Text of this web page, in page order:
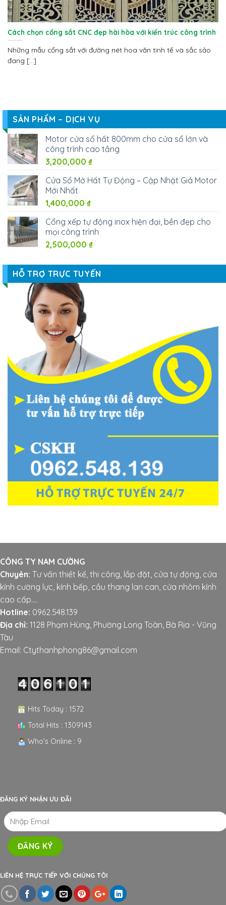
SẢN PHẨM – DỊCH VỤ
Motor cửa sổ hất 800mm cho cửa sổ lớn và
công trình cao tầng
3,200,000 ₫
Cửa Sổ Mở Hất Tự Động – Cập Nhật Giá Motor
Mới Nhất
1,400,000 ₫
Cổng xếp tự động inox hiện đại, bền đẹp cho
mọi công trình
2,500,000 ₫
HỖ TRỢ TRỰC TUYẾN
Cách chọn cổng sắt CNC đẹp hài hòa với kiến trúc công trình
Những mẫu cổng sắt với đường nét hoa văn tinh tế và sắc sảo
đang [...]
CÔNG TY NAM CƯỜNG
Chuyên: Tư vấn thiết kế, thi công, lắp đặt, cửa tự động, cửa
kính cường lực, kính bếp, cầu thang lan can, cửa nhôm kính
cao cấp....
Hotline: 0962.548.139
Địa chỉ: 1128 Phạm Hùng, Phường Long Toàn, Bà Rịa - Vũng
Tàu
Email: Ctythanhphong86@gmail.com
Hits Today : 1572
Total Hits : 1309143
Who's Online : 9
ĐĂNG KÝ NHẬN ƯU ĐÃI
LIÊN HỆ TRỰC TIẾP VỚI CHÚNG TÔI